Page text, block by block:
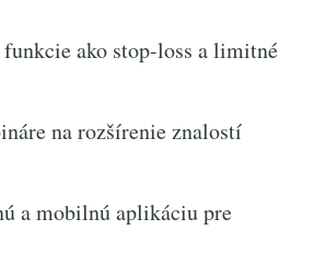
funkcie ako stop-loss a limitné
na rozšírenie znalostí
a mobilnú aplikáciu pre